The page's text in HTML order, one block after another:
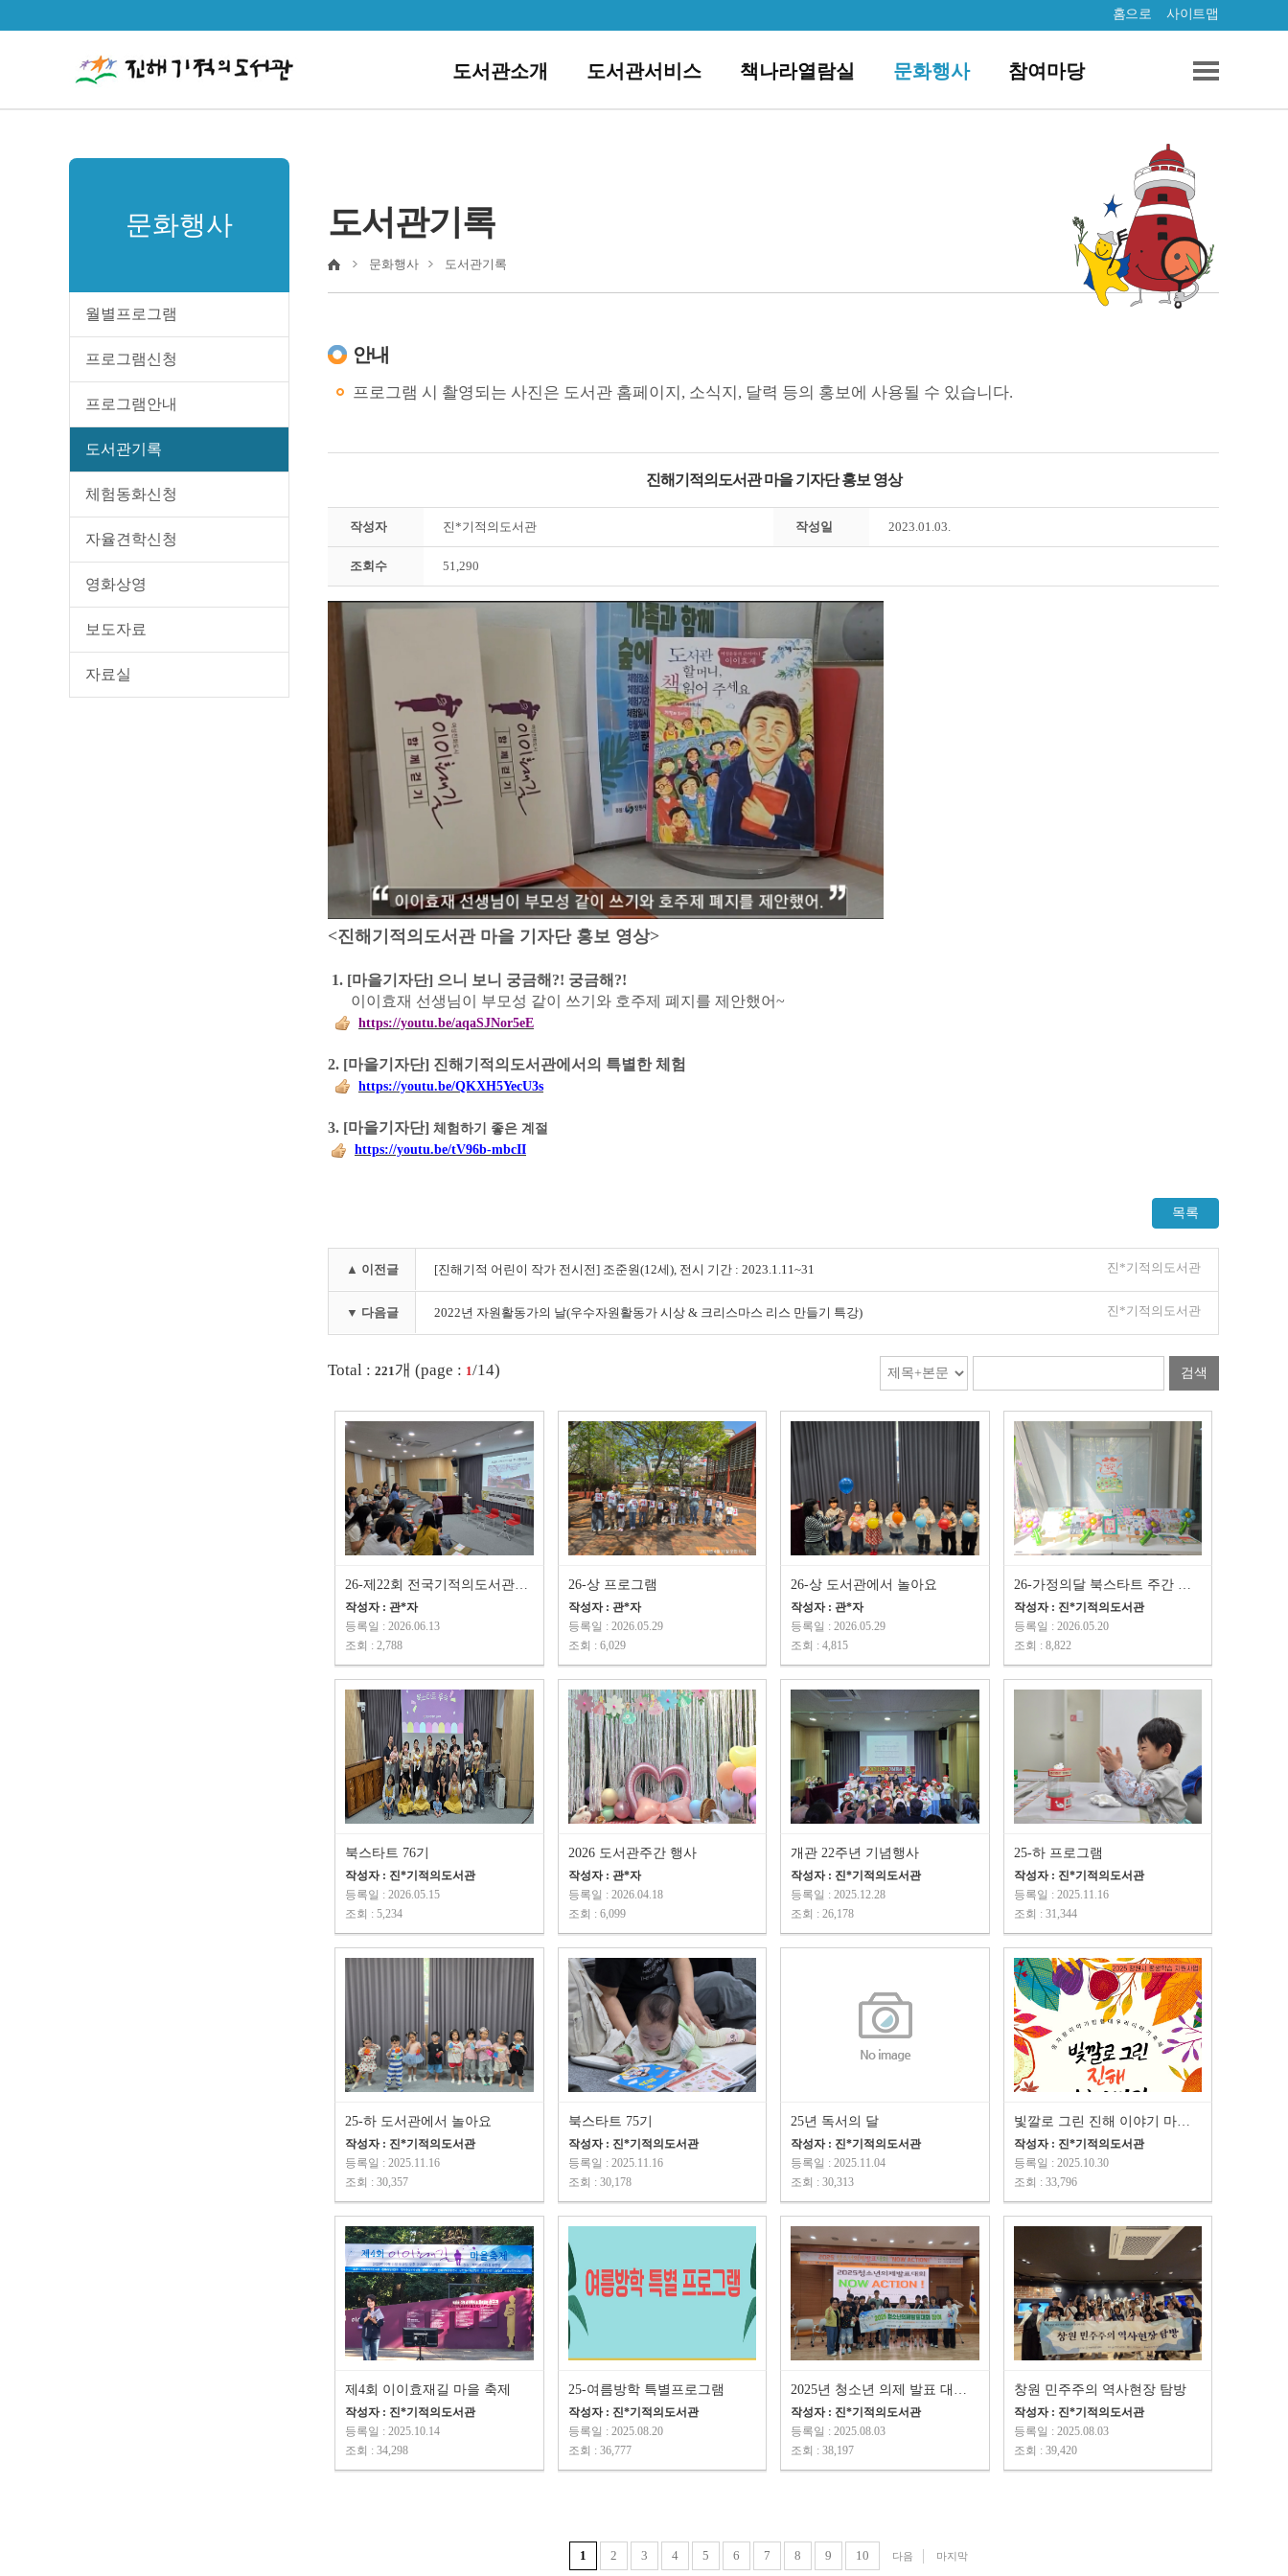
홈으로 사이트맵
도서관소개 도서관서비스 책나라열람실 문화행사 참여마당
전자도서관
문화행사
월별프로그램
프로그램신청
프로그램안내
도서관기록
체험동화신청
자율견학신청
영화상영
보도자료
자료실
도서관기록
문화행사 도서관기록
안내
프로그램 시 촬영되는 사진은 도서관 홈페이지, 소식지, 달력 등의 홍보에 사용될 수 있습니다.
진해기적의도서관 마을 기자단 홍보 영상
작성자 진*기적의도서관 작성일 2023.01.03.
조회수 51,290
<진해기적의도서관 마을 기자단 홍보 영상>
1. [마을기자단] 으니 보니 궁금해 ?! 궁금해 ?!
이이효재 선생님이 부모성 같이 쓰기와 호주제 폐지를 제안했어~
https://youtu.be/aqaSJNor5eE
2. [마을기자단] 진해기적의도서관에서의 특별한 체험
https://youtu.be/QKXH5YecU3s
3. [마을기자단] 체험하기 좋은 계절
https://youtu.be/tV96b-mbcII
목록
▲ 이전글 [진해기적 어린이 작가 전시전] 조준원(12세), 전시 기간 : 2023.1.11~31 진*기적의도서관
▼ 다음글 2022년 자원활동가의 날(우수자원활동가 시상 & 크리스마스 리스 만들기 특강) 진*기적의도서관
Total : 221개 (page : 1/14) 검색
26-제22회 전국기적의도서관협의회
작성자 : 관*자
등록일 : 2026.06.13
조회 : 2,788
26-상 프로그램
작성자 : 관*자
등록일 : 2026.05.29
조회 : 6,029
26-상 도서관에서 놀아요
작성자 : 관*자
등록일 : 2026.05.29
조회 : 4,815
26-가정의달 북스타트 주간 행사
작성자 : 진*기적의도서관
등록일 : 2026.05.20
조회 : 8,822
북스타트 76기
작성자 : 진*기적의도서관
등록일 : 2026.05.15
조회 : 5,234
2026 도서관주간 행사
작성자 : 관*자
등록일 : 2026.04.18
조회 : 6,099
개관 22주년 기념행사
작성자 : 진*기적의도서관
등록일 : 2025.12.28
조회 : 26,178
25-하 프로그램
작성자 : 진*기적의도서관
등록일 : 2025.11.16
조회 : 31,344
25-하 도서관에서 놀아요
작성자 : 진*기적의도서관
등록일 : 2025.11.16
조회 : 30,357
북스타트 75기
작성자 : 진*기적의도서관
등록일 : 2025.11.16
조회 : 30,178
25년 독서의 달
작성자 : 진*기적의도서관
등록일 : 2025.11.04
조회 : 30,313
빛깔로 그린 진해 이야기 마당 - 나비의 날개짓
작성자 : 진*기적의도서관
등록일 : 2025.10.30
조회 : 33,796
제4회 이이효재길 마을 축제
작성자 : 진*기적의도서관
등록일 : 2025.10.14
조회 : 34,298
25-여름방학 특별프로그램
작성자 : 진*기적의도서관
등록일 : 2025.08.20
조회 : 36,777
2025년 청소년 의제 발표 대회 "NOW ACTION!"
작성자 : 진*기적의도서관
등록일 : 2025.08.03
조회 : 38,197
창원 민주주의 역사현장 탐방
작성자 : 진*기적의도서관
등록일 : 2025.08.03
조회 : 39,420
1 2 3 4 5 6 7 8 9 10 다음 마지막